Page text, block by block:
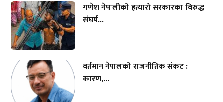
गणेश नेपालीको हत्यारो सरकारका विरुद्ध
संघर्ष...
वर्तमान नेपालको राजनीतिक संकट :
कारण,...